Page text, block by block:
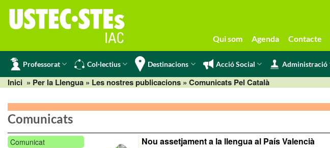
content
Qui som Agenda Contacte
Professorat Col·lectius Destinacions Acció Social Administració
Inici » Per la Llengua » Les nostres publicacions » Comunicats Pel Català
Comunicats
Comunicat
Nou assetjament a la llengua al País Valencià